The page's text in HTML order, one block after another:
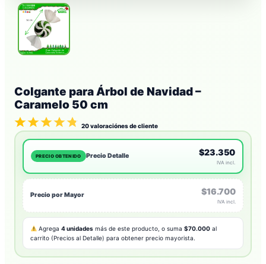
Colgante para Árbol de Navidad –
Caramelo 50 cm
20valoraciónes de cliente
PRECIO OBTENIDO Precio Detalle $23.350
IVA incl.
Precio por Mayor $16.700
IVA incl.
Agrega4 unidades más de este producto, o suma$70.000 al
carrito (Precios al Detalle) para obtener precio mayorista.